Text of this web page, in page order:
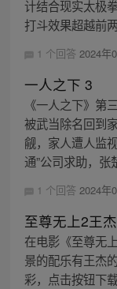
计结合现实太极
打斗效果超越前
1 个回答 2024年
一人之下 3
《一人之下》第
被武当除名回到
觎，家人遭人监
通”公司求助，
1 个回答 2024年
至尊无上2王
在电影《至尊无
景的配乐有王杰
彩，点击按钮下